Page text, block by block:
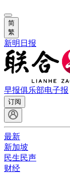
简
繁
新明日报
早报俱乐部电子报
订阅
最新
新加坡
民生民声
财经